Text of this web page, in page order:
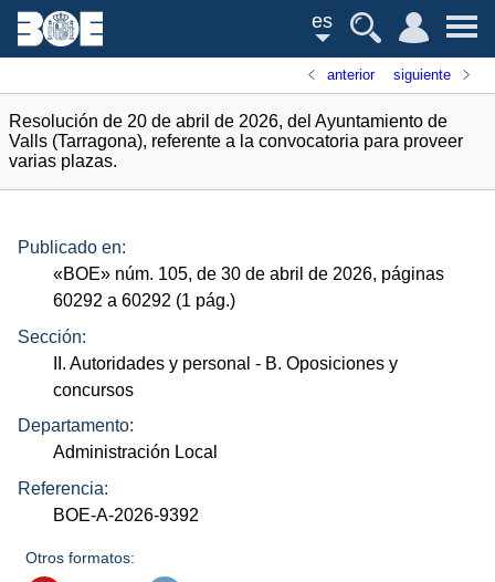
es
anterior siguiente
Resolución de 20 de abril de 2026, del Ayuntamiento de
Valls (Tarragona), referente a la convocatoria para proveer
varias plazas.
Publicado en:
«BOE» núm. 105, de 30 de abril de 2026, páginas
60292 a 60292 (1 pág.)
Sección:
II. Autoridades y personal - B. Oposiciones y
concursos
Departamento:
Administración Local
Referencia:
BOE-A-2026-9392
Otros formatos: